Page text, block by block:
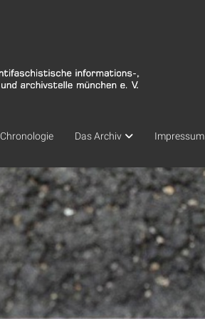
Chronologie Das Archiv Impressum